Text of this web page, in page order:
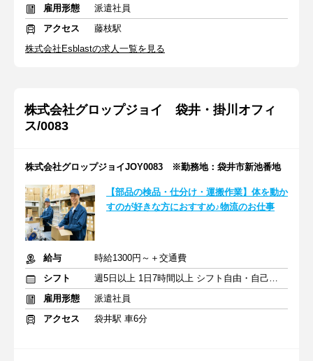
雇用形態
派遣社員
アクセス
藤枝駅
株式会社Esblastの求人一覧を見る
株式会社グロップジョイ 袋井・掛川オフィ
ス/0083
株式会社グロップジョイJOY0083 ※勤務地：袋井市新池番地
【部品の検品・仕分け・運搬作業】体を動か
すのが好きな方におすすめ♪物流のお仕事
給与
時給1300円～＋交通費
シフト
週5日以上 1日7時間以上 シフト自由・自己申告
雇用形態
派遣社員
アクセス
袋井駅 車6分